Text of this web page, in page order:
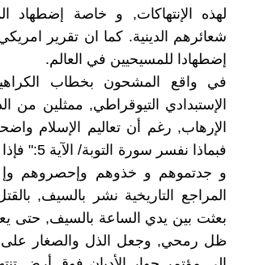
لهذه الإنتهاكات, و خاصة إضطهاد
إضطهادا للمسيحيين في العالم.
في واقع المشحون بخطاب
الإستبدادي التيوقراطي, ممثلين من
الإرهاب, رغم أن تعاليم الإسلام
فبماذا
و جدتموهم و خذوهم وإحصروهم
المراجع التاريخية نشر بالسيف,
بعثت بين يدي الساعة بالسيف, حتى
ظل رمحي, وجعل الذل والصغار على